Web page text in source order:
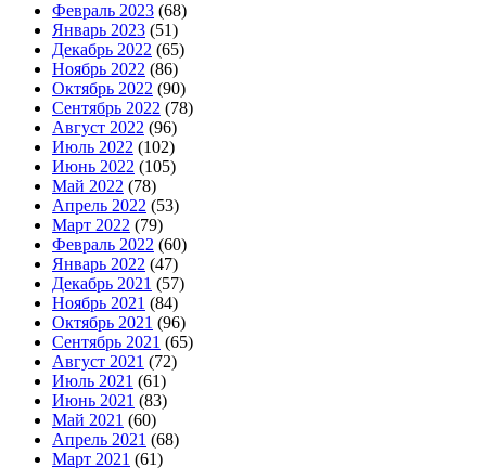
Февраль 2023 (68)
Январь 2023 (51)
Декабрь 2022 (65)
Ноябрь 2022 (86)
Октябрь 2022 (90)
Сентябрь 2022 (78)
Август 2022 (96)
Июль 2022 (102)
Июнь 2022 (105)
Май 2022 (78)
Апрель 2022 (53)
Март 2022 (79)
Февраль 2022 (60)
Январь 2022 (47)
Декабрь 2021 (57)
Ноябрь 2021 (84)
Октябрь 2021 (96)
Сентябрь 2021 (65)
Август 2021 (72)
Июль 2021 (61)
Июнь 2021 (83)
Май 2021 (60)
Апрель 2021 (68)
Март 2021 (61)